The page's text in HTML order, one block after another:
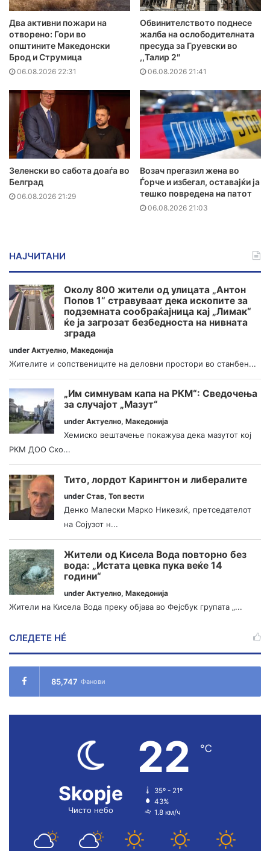
Два активни пожари на
отворено: Гори во
општините Македонски
Брод и Струмица
06.08.2026 22:31
Обвинителството поднесе
жалба на ослободителната
пресуда за Груевски во
,,Талир 2″
06.08.2026 21:41
Зеленски во сабота доаѓа во
Белград
06.08.2026 21:29
Возач прегазил жена во
Ѓорче и избегал, оставајќи ја
тешко повредена на патот
06.08.2026 21:03
НАЈЧИТАНИ
Околу 800 жители од улицата „Антон
Попов 1“ стравуваат дека ископите за
подземната сообраќајница кај „Лимак“
ќе ја загрозат безбедноста на нивната
зграда
under Актуелно, Македонија
Жителите и сопствениците на деловни простори во станбен...
„Им симнувам капа на РКМ“: Сведочења
за случајот „Мазут“
under Актуелно, Македонија
Хемиско вештачење покажува дека мазутот кој
РКМ ДОО Ско...
Тито, лордот Карингтон и либералите
under Став, Топ вести
Денко Малески Марко Никезиќ, претседателот
на Сојузот н...
Жители од Кисела Вода повторно без
вода: „Истата цевка пука веќе 14
години“
under Актуелно, Македонија
Жители на Кисела Вода преку објава во Фејсбук групата „...
СЛЕДЕТЕ НÉ
85,747 Фанови
Skopje
Чисто небо
22 ℃
35º - 21º
43%
1.8 км/ч